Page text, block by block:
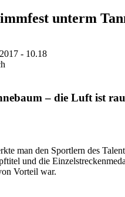
unterm
- 10.18
– die Luft ist
man den Sportlern des
und die
Vorteil war.